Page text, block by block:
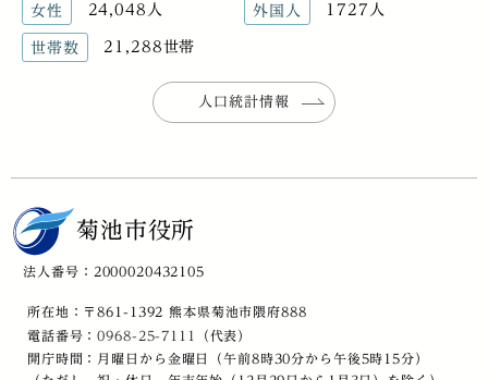
女性 24,048人 外国人 1727人
世帯数 21,288世帯
人口統計情報
菊池市役所
法人番号：2000020432105
所在地：〒861-1392 熊本県菊池市隈府888
電話番号：0968-25-7111
（代表）
開庁時間：月曜日から金曜日（午前8時30分から午後5時15分）